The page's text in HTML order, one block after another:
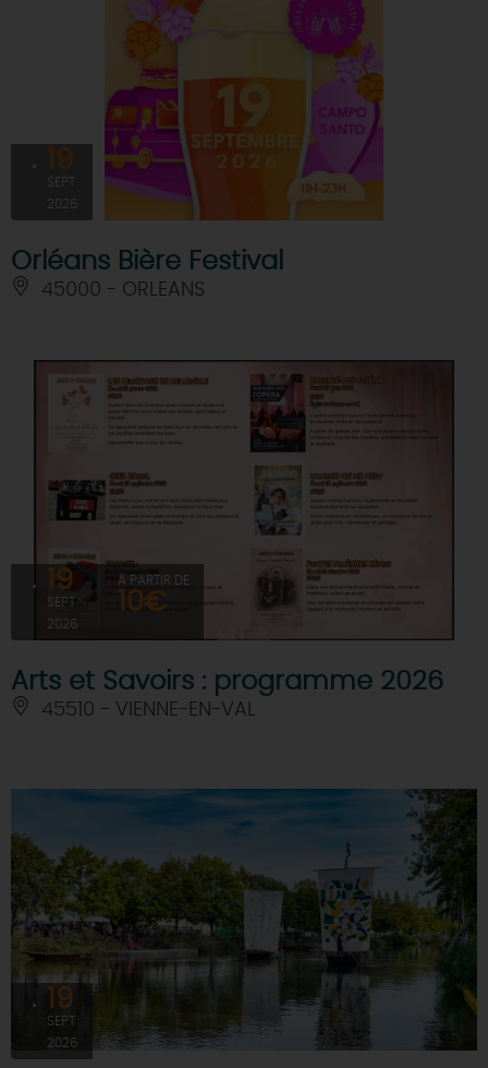
19
SEPT
2026
Orléans Bière Festival
45000 - ORLEANS
19
SEPT
2026
À PARTIR DE
10€
Arts et Savoirs : programme 2026
45510 - VIENNE-EN-VAL
19
SEPT
2026